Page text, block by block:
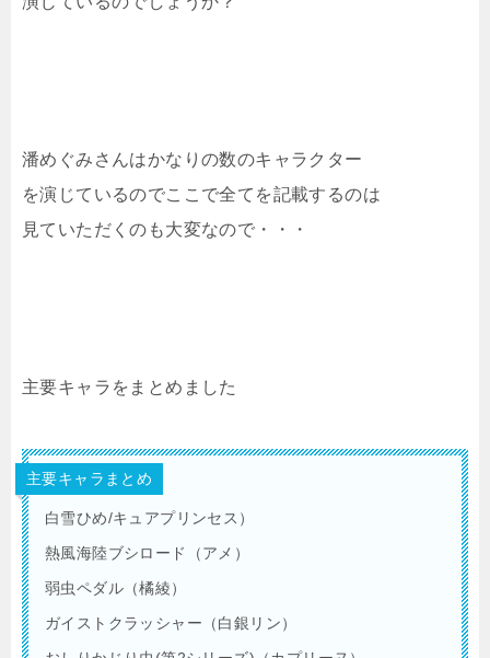
潘めぐみさんはかなりの数のキャラクター
を演じているのでここで全てを記載するのは
見ていただくのも大変なので・・・
主要キャラをまとめました
主要キャラまとめ
白雪ひめ/キュアプリンセス）
熱風海陸ブシロード（アメ）
弱虫ペダル（橘綾）
ガイストクラッシャー（白銀リン）